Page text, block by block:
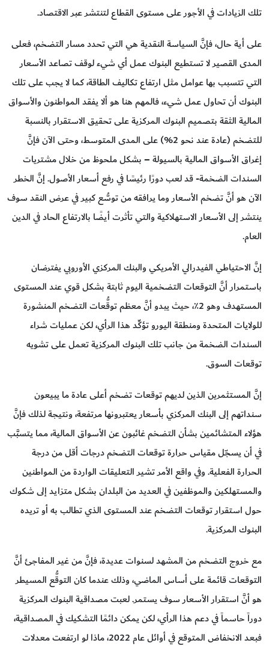
تلك الزيادات في الأجور على مستوى القطاع لتنتشر عبر الاقتصاد.
على أية حال، فإنَّ السياسة النقدية هي التي تحدد مسار التضخم، فعلى
المدى القصير لا تستطيع البنوك عمل أي شيء لوقف تصاعد الأسعار
التي تتسبب بها عوامل مثل ارتفاع تكاليف الطاقة، كما لا يجب على تلك
البنوك أن تحاول عمل شيء، فالمهم هنا هو ألا يفقد المواطنون والأسواق
المالية الثقة بتصميم البنوك المركزية على تحقيق الاستقرار بالنسبة
للتضخم (عادة عند نحو 2%) على المدى المتوسط، وحتى الآن فإنَّ
إغراق الأسواق المالية بالسيولة – بشكل ملحوظ من خلال مشتريات
السندات الضخمة- قد لعب دورًا رئيسًا في رفع أسعار الأصول. إنَّ الخطر
الآن هو أنَّ تضخم الأسعار وما يرافقه من توسُّع كبير في عرض النقد سوف
ينتشر إلى الأسعار الاستهلاكية والتي تأثرت أيضًا بالارتفاع الحاد في الدين
العام.
إنَّ الاحتياطي الفيدرالي الأمريكي والبنك المركزي الأوروبي يفترضان
باستمرار أنَّ التوقعات التضخمية اليوم ثابتة بشكل قوي عند المستوى
المستهدف وهو 2٪، حيث يبدو أنَّ معظم توقُّعات التضخم المنشورة
للولايات المتحدة ومنطقة اليورو تؤكِّد هذا الرأي، لكن عمليات شراء
السندات الضخمة من جانب تلك البنوك المركزية تعمل على تشويه
توقعات السوق.
إنَّ المستثمرين الذين لديهم توقعات تضخم أعلى عادة ما يبيعون
سنداتهم إلى البنك المركزي بأسعار يعتبرونها مرتفعة، ونتيجة لذلك فإنَّ
هؤلاء المتشائمين بشأن التضخم غائبون عن الأسواق المالية، مما يتسبَّب
في أن يسجّل مقياس حرارة توقعات التضخم درجات أقل من درجة
الحرارة الفعلية. وفي واقع الأمر تشير التعليقات الواردة من المواطنين
والمستهلكين والموظفين في العديد من البلدان بشكل متزايد إلى شكوك
حول استقرار توقعات التضخم عند المستوى الذي تطالب به أو تريده
البنوك المركزية.
مع خروج التضخم من المشهد لسنوات عديدة، فإنَّ من غير المفاجئ أنَّ
التوقعات قائمة على أساس الماضي، وذلك عندما كان التوقُّع المسيطر
هو أنَّ استقرار الأسعار سوف يستمر. لعبت مصداقية البنوك المركزية
دوراً حاسماً في دعم هذا الرأي، لكن يمكن دائمًا التشكيك في المصداقية،
فبعد الانخفاض المتوقع في أوائل عام 2022، ماذا لو ارتفعت معدلات